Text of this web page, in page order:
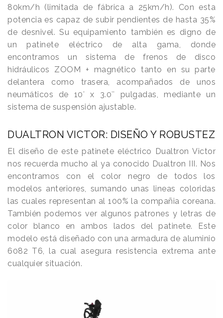
80km/h (limitada de fábrica a 25km/h). Con esta
potencia es capaz de subir pendientes de hasta 35%
de desnivel. Su equipamiento también es digno de
un patinete eléctrico de alta gama, donde
encontramos un sistema de frenos de disco
hidráulicos ZOOM + magnético tanto en su parte
delantera como trasera, acompañados de unos
neumáticos de 10′ x 3.0″ pulgadas, mediante un
sistema de suspensión ajustable.
DUALTRON VICTOR: DISEÑO Y ROBUSTEZ
El diseño de este patinete eléctrico Dualtron Victor
nos recuerda mucho al ya conocido Dualtron III. Nos
encontramos con el color negro de todos los
modelos anteriores, sumando unas lineas coloridas
las cuales representan al 100% la compañia coreana.
También podemos ver algunos patrones y letras de
color blanco en ambos lados del patinete. Este
modelo está diseñado con una armadura de aluminio
6082 T6, la cual asegura resistencia extrema ante
cualquier situación.